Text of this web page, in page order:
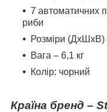
7 автоматичних
риби
Розміри (ДхШхВ)
Вага – 6,1 кг
Колір: чорний
Країна бренд –